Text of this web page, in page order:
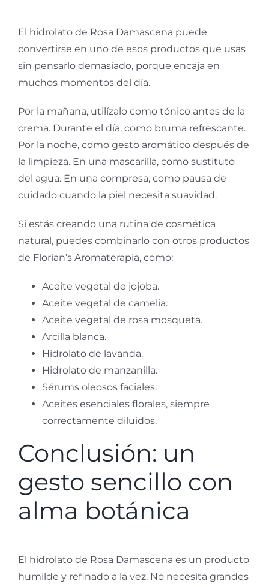
El hidrolato de Rosa Damascena puede
convertirse en uno de esos productos que usas
sin pensarlo demasiado, porque encaja en
muchos momentos del día.
Por la mañana, utilízalo como tónico antes de la
crema. Durante el día, como bruma refrescante.
Por la noche, como gesto aromático después de
la limpieza. En una mascarilla, como sustituto
del agua. En una compresa, como pausa de
cuidado cuando la piel necesita suavidad.
Si estás creando una rutina de cosmética
natural, puedes combinarlo con otros productos
de Florian’s Aromaterapia, como:
Aceite vegetal de jojoba.
Aceite vegetal de camelia.
Aceite vegetal de rosa mosqueta.
Arcilla blanca.
Hidrolato de lavanda.
Hidrolato de manzanilla.
Sérums oleosos faciales.
Aceites esenciales florales, siempre
correctamente diluidos.
Conclusión: un
gesto sencillo con
alma botánica
El hidrolato de Rosa Damascena es un producto
humilde y refinado a la vez. No necesita grandes